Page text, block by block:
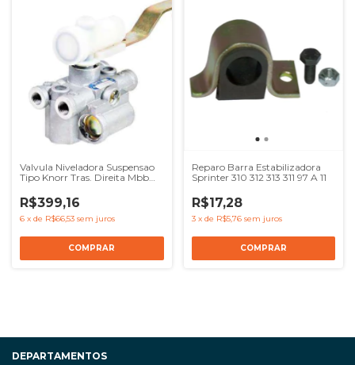
Valvula Niveladora Suspensao
Tipo Knorr Tras. Direita Mbb
R$399,16
6 x de R$66,53 sem juros
Reparo Barra Estabilizadora
Sprinter 310 312 313 311 97 A 11
R$17,28
3 x de R$5,76 sem juros
DEPARTAMENTOS